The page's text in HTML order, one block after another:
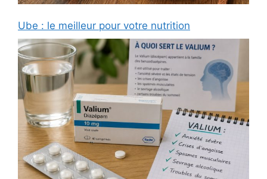
Ube : le meilleur pour votre nutrition